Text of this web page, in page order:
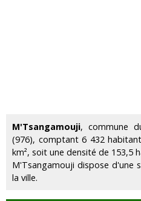
M'Tsangamouji, commune
(976), comptant 6 432
km², soit une densité de 153,5
M'Tsangamouji dispose d'une
la ville.